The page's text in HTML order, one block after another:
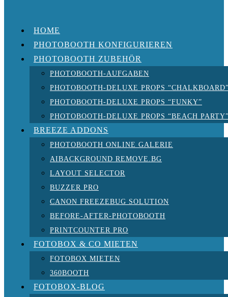
HOME
PHOTOBOOTH KONFIGURIEREN
PHOTOBOOTH ZUBEHÖR
PHOTOBOOTH-AUFGABEN
PHOTOBOOTH-DELUXE PROPS
PHOTOBOOTH-DELUXE PROPS “FUNKY”
PHOTOBOOTH-DELUXE PROPS “BEACH
BREEZE ADDONS
PHOTOBOOTH ONLINE GALERIE
AIBACKGROUND REMOVE.BG
LAYOUT SELECTOR
BUZZER PRO
CANON FREEZEBUG SOLUTION
BEFORE-AFTER-PHOTOBOOTH
PRINTCOUNTER PRO
FOTOBOX & CO MIETEN
FOTOBOX MIETEN
360BOOTH
FOTOBOX-BLOG